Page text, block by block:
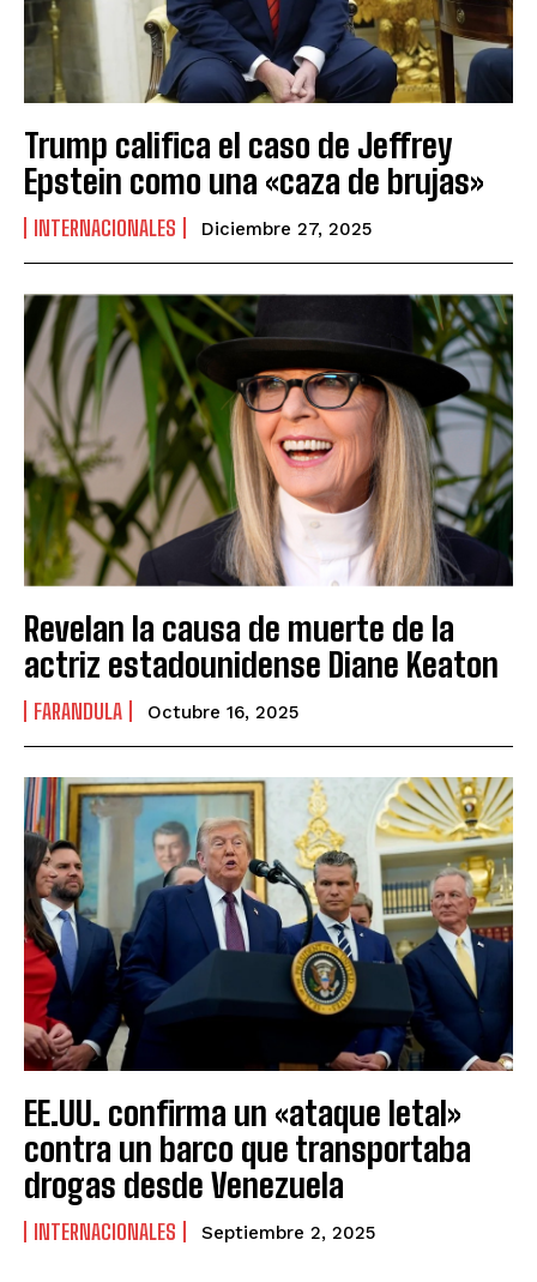
Trump califica el caso de Jeffrey
Epstein como una «caza de brujas»
INTERNACIONALES Diciembre 27, 2025
Revelan la causa de muerte de la
actriz estadounidense Diane Keaton
FARANDULA Octubre 16, 2025
EE.UU. confirma un «ataque letal»
contra un barco que transportaba
drogas desde Venezuela
INTERNACIONALES Septiembre 2, 2025